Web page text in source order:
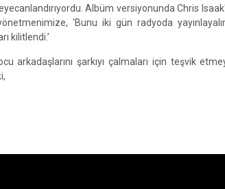
Albüm versiyonunda Chris
'Bunu iki gün radyoda
kilitlendi.’
arkadaşlarını şarkıyı çalmaları için teşvik